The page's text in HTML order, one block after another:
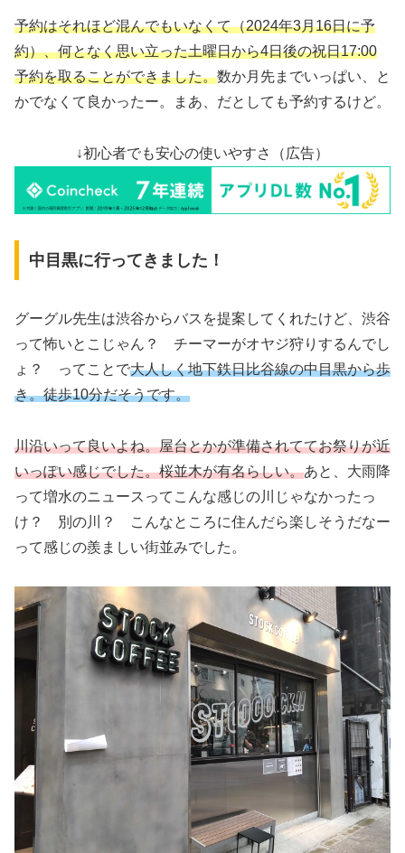
予約はそれほど混んでもいなくて（2024年3月16日に予
約）、何となく思い立った土曜日から4日後の祝日17:00
予約を取ることができました。数か月先までいっぱい、と
かでなくて良かったー。まあ、だとしても予約するけど。
↓初心者でも安心の使いやすさ（広告）
中目黒に行ってきました！
グーグル先生は渋谷からバスを提案してくれたけど、渋谷
って怖いとこじゃん？ チーマーがオヤジ狩りするんでし
ょ？ ってことで大人しく地下鉄日比谷線の中目黒から歩
き。徒歩10分だそうです。
川沿いって良いよね。屋台とかが準備されててお祭りが近
いっぽい感じでした。桜並木が有名らしい。あと、大雨降
って増水のニュースってこんな感じの川じゃなかったっ
け？ 別の川？ こんなところに住んだら楽しそうだなー
って感じの羨ましい街並みでした。